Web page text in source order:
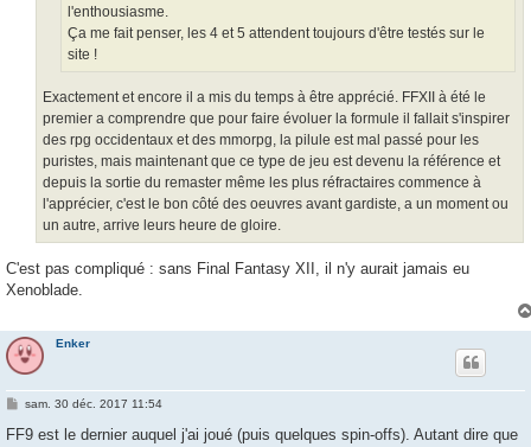
l'enthousiasme.
Ça me fait penser, les 4 et 5 attendent toujours d'être testés sur le
site !
Exactement et encore il a mis du temps à être apprécié. FFXII à été le
premier a comprendre que pour faire évoluer la formule il fallait s'inspirer
des rpg occidentaux et des mmorpg, la pilule est mal passé pour les
puristes, mais maintenant que ce type de jeu est devenu la référence et
depuis la sortie du remaster même les plus réfractaires commence à
l'apprécier, c'est le bon côté des oeuvres avant gardiste, a un moment ou
un autre, arrive leurs heure de gloire.
C'est pas compliqué : sans Final Fantasy XII, il n'y aurait jamais eu
Xenoblade.
Enker
M
s
sam. 30 déc. 2017 11:54
FF9 est le dernier auquel j'ai joué (puis quelques spin-offs). Autant dire que